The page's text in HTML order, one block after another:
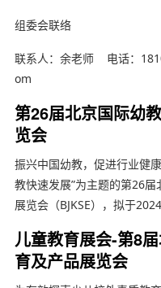
组委会联络
联系人：余老师 电话：
om
第26届北京国际幼
览会
振兴中国幼教，促进行业健
教快速发展”为主题的第26
展览会（BJKSE），拟于
儿童教育展会-第8
育及产品展览会